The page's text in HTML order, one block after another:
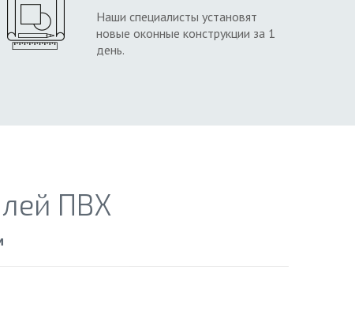
Наши специалисты установят
новые оконные конструкции за 1
день.
ПВХ